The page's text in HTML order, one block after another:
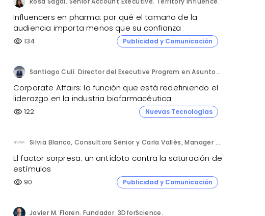
Influencers en pharma: por qué el tamaño de la
audiencia importa menos que su confianza
visibility 134 Publicidad y Comunicación
Santiago Culí. Director del Executive Program en Asuntos Públicos y Comunicación en la Industria Farmacéutica de Cesif.
Corporate Affairs: la función que está redefiniendo el
liderazgo en la industria biofarmacéutica
visibility 122 Nuevas Tecnologías
Silvia Blanco, Consultora Senior y Carla Vallès, Manager Senior. ANIMA.
El factor sorpresa: un antídoto contra la saturación de
estímulos
visibility 90 Publicidad y Comunicación
Javier M. Floren. Fundador. 3DforScience.